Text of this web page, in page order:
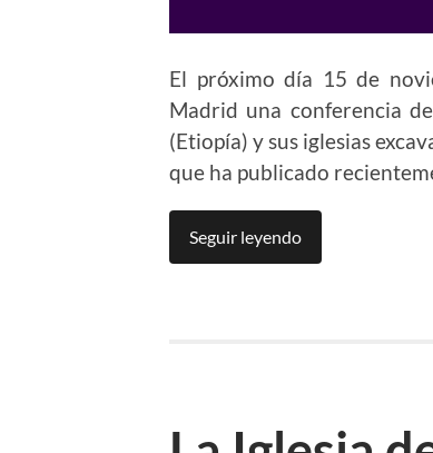
El próximo día 15 de
Madrid una conferencia
(Etiopía) y sus iglesias
que ha publicado
Seguir leyendo